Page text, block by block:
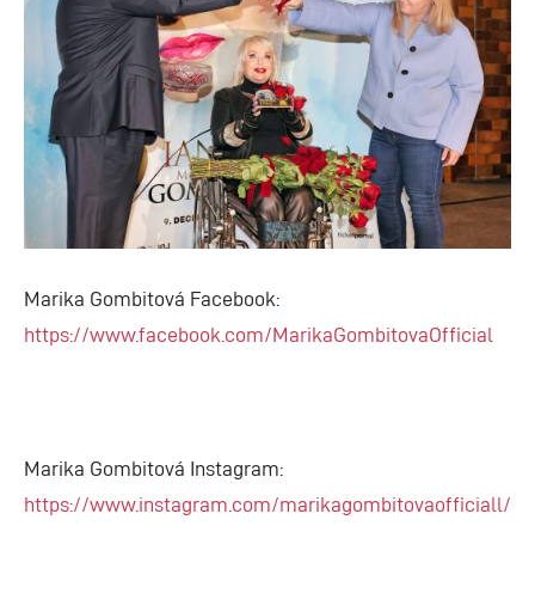
Marika Gombitová Facebook:
https://www.facebook.com/MarikaGombitovaOfficial
Marika Gombitová Instagram:
https://www.instagram.com/marikagombitovaofficiall/